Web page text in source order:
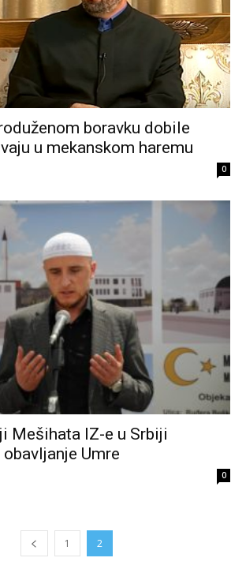
boravku dobile
u mekanskom haremu
0
Mešihata IZ-e u Srbiji
Umre
0
1 2